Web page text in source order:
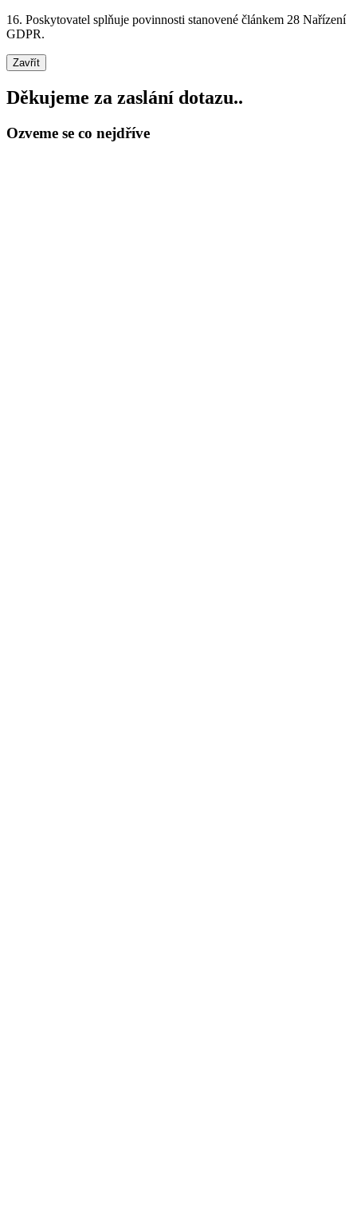
16. Poskytovatel splňuje povinnosti stanovené článkem 28 Nařízení
GDPR.
Zavřít
Děkujeme za zaslání dotazu..
Ozveme se co nejdříve